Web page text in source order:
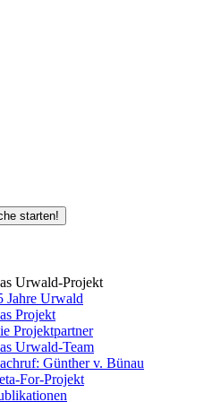
Urwald-Projekt
Jahre Urwald
Projekt
Projektpartner
Urwald-Team
Günther v. Bünau
For-Projekt